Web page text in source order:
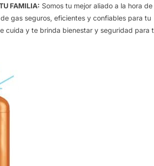
FAMILIA: Somos tu mejor aliado a la hora de
gas seguros, eficientes y confiables para tu
cuida y te brinda bienestar y seguridad para